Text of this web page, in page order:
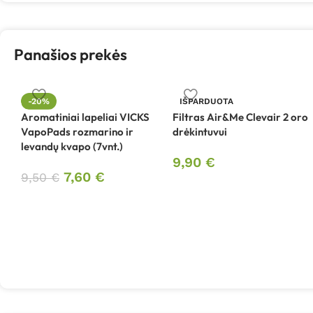
Panašios prekės
-20%
Aromatiniai lapeliai VICKS
VapoPads rozmarino ir
levandų kvapo (7vnt.)
9,50€ 7,60 €
IŠPARDUOTA
Filtras Air&Me Clevair 2 oro
drėkintuvui
9,90€